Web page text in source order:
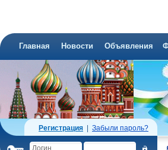
Главная Новости Объявления
Регистрация Забыли пароль?